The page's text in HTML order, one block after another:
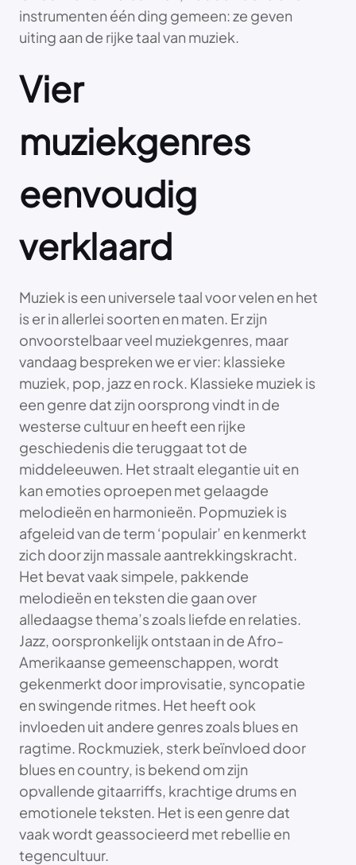
instrumenten één ding gemeen: ze geven
uiting aan de rijke taal van muziek.
Vier
muziekgenres
eenvoudig
verklaard
Muziek is een universele taal voor velen en het
is er in allerlei soorten en maten. Er zijn
onvoorstelbaar veel muziekgenres, maar
vandaag bespreken we er vier: klassieke
muziek, pop, jazz en rock. Klassieke muziek is
een genre dat zijn oorsprong vindt in de
westerse cultuur en heeft een rijke
geschiedenis die teruggaat tot de
middeleeuwen. Het straalt elegantie uit en
kan emoties oproepen met gelaagde
melodieën en harmonieën. Popmuziek is
afgeleid van de term ‘populair’ en kenmerkt
zich door zijn massale aantrekkingskracht.
Het bevat vaak simpele, pakkende
melodieën en teksten die gaan over
alledaagse thema’s zoals liefde en relaties.
Jazz, oorspronkelijk ontstaan in de Afro-
Amerikaanse gemeenschappen, wordt
gekenmerkt door improvisatie, syncopatie
en swingende ritmes. Het heeft ook
invloeden uit andere genres zoals blues en
ragtime. Rockmuziek, sterk beïnvloed door
blues en country, is bekend om zijn
opvallende gitaarriffs, krachtige drums en
emotionele teksten. Het is een genre dat
vaak wordt geassocieerd met rebellie en
tegencultuur.